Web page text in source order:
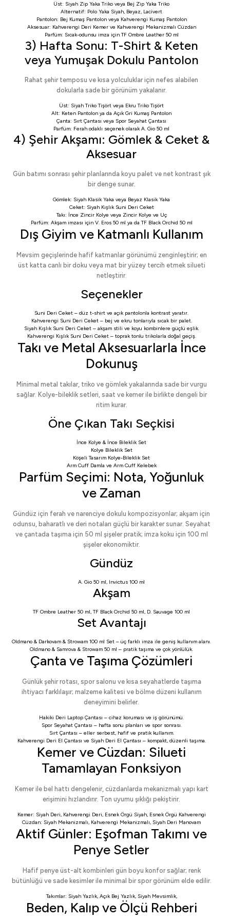
Üst: Siyah Zip Yaka Triko veya Bej Zip Yaka Triko
Alternatif: Polo Yaka Siyah, Beyaz, Lacivert
Pantolon: Bej Kumaş Pantolonveya Kahverengi Kumaş Pantolon
Aksesuar: Kahverengi Deri Kemerve Kahverengi Mekanizmalı Cüzdan
Parfüm: Sıcak-odunsu imza içinTF Ombre Leather 50 ml
3) Hafta Sonu: T-Shirt & Keten
veya Yumuşak Dokulu Pantolon
Rahat şehir temposu ve kısa yolculuklar için nefes alabilen
dokularla sade bir görünüm yakalanır.
Üst: Siyah Triko Tişört veya Ekru Triko Tişört
Alt: Keten Pantolon ya da Açık Gri Kumaş Pantolon
Çanta: Sırt Çantası veya Spor Seyahat Çantası
Parfüm: Ferah odaklı seçenek olarak A. Gio 50 ml
4) Şehir Akşamı: Gömlek & Ceket &
Aksesuar
Gün batımı sonrası şehir planlarında koyu palet ve net kontrast şık
bir denge sunar.
Gömlek: Siyah Klasik Yaka veya Beyaz Klasik Yaka
Ceket: Siyah Kışlık Suni Deri Ceket
Takı: İnce Zincir Kolye veya Zincir Kolye ve Uç
Parfüm: Akşam imzası için V. Eros 50 ml ya daTF Black Orchid 50 ml
Dış Giyim ve Katmanlı Kullanım
Mevsim geçişlerinde hafif katmanlar görünümü zenginleştirir; en
üst katta canlı bir doku veya mat bir yüzey tercih etmek silueti
netleştirir.
Seçenekler
Suni Deri Ceket – düz t-shirt ve açık pantolonla kontrast yaratır.
Kahverengi Suni Deri Ceket– bej ve ekru tonlarıyla sıcak bir palet.
Siyah Kışlık Suni Deri Ceket– akşam stili ve koyu kombinlere güçlü eşlik.
Kahverengi Kışlık Suni Deri Ceket– toprak tonlu trikolarla doğal geçiş.
Takı ve Metal Aksesuarlarla İnce
Dokunuş
Minimal metal takılar, triko ve gömlek yakalarında sade bir vurgu
sağlar. Kolye-bileklik setleri, saat ve kemer ile birlikte dengeli bir
ritim kurar.
Öne Çıkan Takı Seçkisi
İnce Kolye & İnce Bileklik Set
Kolye Bileklik Set
Köşeli Tasarım Kolye-Bileklik Set
Arm Cuff Damlave Arm Cuff Kelebek
Parfüm Seçimi: Nota, Yoğunluk
ve Zaman
Gündüz için ferah ve narenciye dokulu kompozisyonlar; akşam için
odunsu, baharatlı ve deri notaları güçlü bir karakter sunar. Seyahat
ve çantada taşıma için 50 ml şişeler pratik; imza koku için 100 ml
şişeler ekonomiktir.
Gündüz
A. Gio 50 ml, Invictus 100 ml
Akşam
TF Ombre Leather 50 ml,TF Black Orchid 50 ml, D. Sauvage 100 ml
Set Avantajı
Oldmano & Darkovam & Strowam 100 ml Set – üç farklı imza ile geniş kullanım alanı.
Oldmano & Samrova & Strowam 50 ml – pratik taşıma ve çok yönlülük.
Çanta ve Taşıma Çözümleri
Günlük şehir rotası, spor salonu ve kısa seyahatlerde taşıma
ihtiyacı farklılaşır; malzeme kalitesi ve bölme düzeni kullanım
deneyimini belirler.
Hakiki Deri Laptop Çantası – cihaz koruması ve iş görünümü.
Spor Seyahat Çantası – hafta sonu planları ve spor sonrası.
Sırt Çantası – eller serbest, hafif ve pratik kullanım.
Kahverengi Deri El Çantası ve Siyah Deri El Çantası – kompakt, düzenli taşıma.
Kemer ve Cüzdan: Silueti
Tamamlayan Fonksiyon
Kemer ile bel hattı dengelenir, cüzdanlarda mekanizmalı yapı kart
erişimini hızlandırır. Ton uyumu şıklığı pekiştirir.
Kemer: Siyah Deri, Kahverengi Deri, Esnek Örgü Siyah, Esnek Örgü Kahverengi
Cüzdan: Siyah Mekanizmalı, Kahverengi Mekanizmalı, Siyah Deri Manovam
Aktif Günler: Eşofman Takımı ve
Penye Setler
Hafif penye üst-alt kombinleri gün boyu konfor sağlar; renk
bütünlüğü ve sade kesimler ile minimal bir spor görünüm elde edilir.
Takımlar: Siyah Yazlık, Açık Bej Yazlık, Siyah Mevsimlik,
Beden, Kalıp ve Ölçü Rehberi